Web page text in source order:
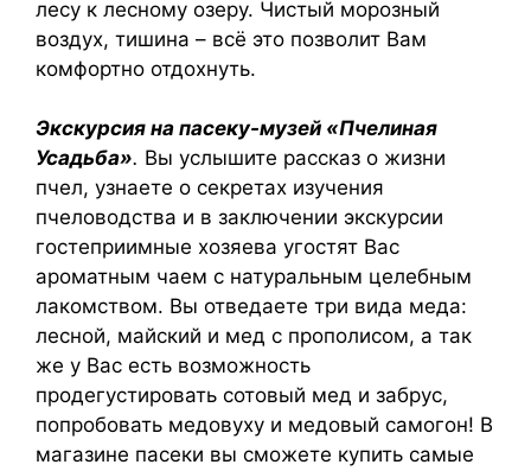
лесу к лесному озеру. Чистый морозный
воздух, тишина – всё это позволит Вам
комфортно отдохнуть.
Экскурсия на пасеку-музей «Пчелиная
Усадьба». Вы услышите рассказ о жизни
пчел, узнаете о секретах изучения
пчеловодства и в заключении экскурсии
гостеприимные хозяева угостят Вас
ароматным чаем с натуральным целебным
лакомством. Вы отведаете три вида меда:
лесной, майский и мед с прополисом, а так
же у Вас есть возможность
продегустировать сотовый мед и забрус,
попробовать медовуху и медовый самогон! В
магазине пасеки вы сможете купить самые